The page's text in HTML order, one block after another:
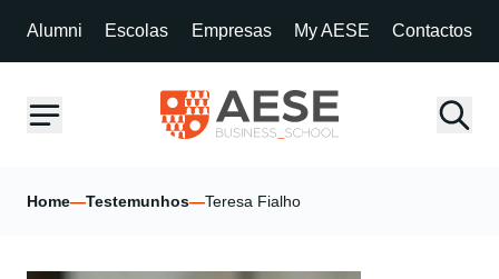
Alumni Escolas Empresas My AESE Contactos
Home—Testemunhos—Teresa Fialho